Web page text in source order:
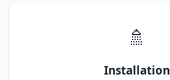
🚿
Installation